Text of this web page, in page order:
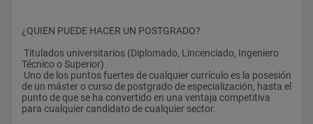
conferencias y consorcios marítimos
Módulo IV. Transporte de mercancías por carretera
interno: Ley del Contrato de Transporte Terrestre de
Mercancías, LOTT, ROTT; normas de desarrollo; referencia a
las condiciones generales del contrato
¿QUIEN PUEDE HACER UN POSTGRADO?
Técnico o Superior)
de un máster o curso de postgrado de especialización, hasta el
punto de que se ha convertido en una ventaja competitiva
para cualquier candidato de cualquier sector.